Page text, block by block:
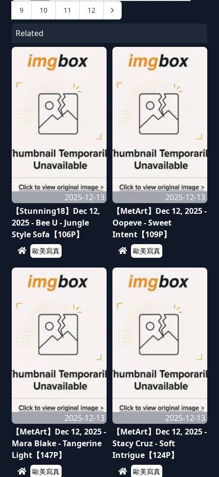
9 10 11 12
Related
2025-12-13
【Stunning18】Dec 12,
2025 - Bee U - Jungle
Style Sofa【106P】
歐美寫真
2025-12-13
【MetArt】Dec 12, 2025 -
Oopeve - Sweet
Intent【109P】
歐美寫真
2025-12-13
【MetArt】Dec 12, 2025 -
Mara Blake - Tangerine
Light【147P】
歐美寫真
2025-12-13
【MetArt】Dec 12, 2025 -
Stacy Cruz - Soft
Intrigue【124P】
歐美寫真